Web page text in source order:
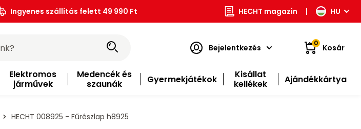
Ingyenes szállítás felett 49 990 Ft HECHT magazin | HU
Bejelentkezés 0 Kosár
Elektromos
járművek
Medencék és
szaunák
Gyermekjátékok
Kisállat
kellékek
Ajándékkártya
HECHT 008925 - Fűrészlap h8925